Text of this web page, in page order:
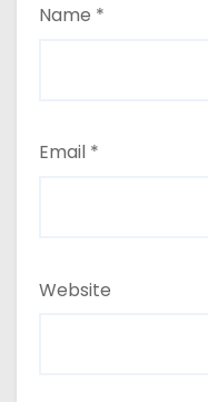
Name *
Email *
Website